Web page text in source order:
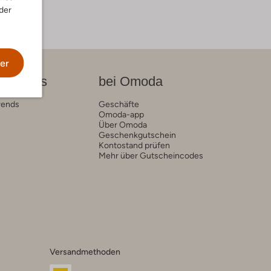
News bei Omoda
Geschäfte
Omoda-app
Über Omoda
Geschenkgutschein
Kontostand prüfen
Mehr über Gutscheincodes
Versandmethoden